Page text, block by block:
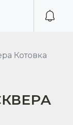
Котовка